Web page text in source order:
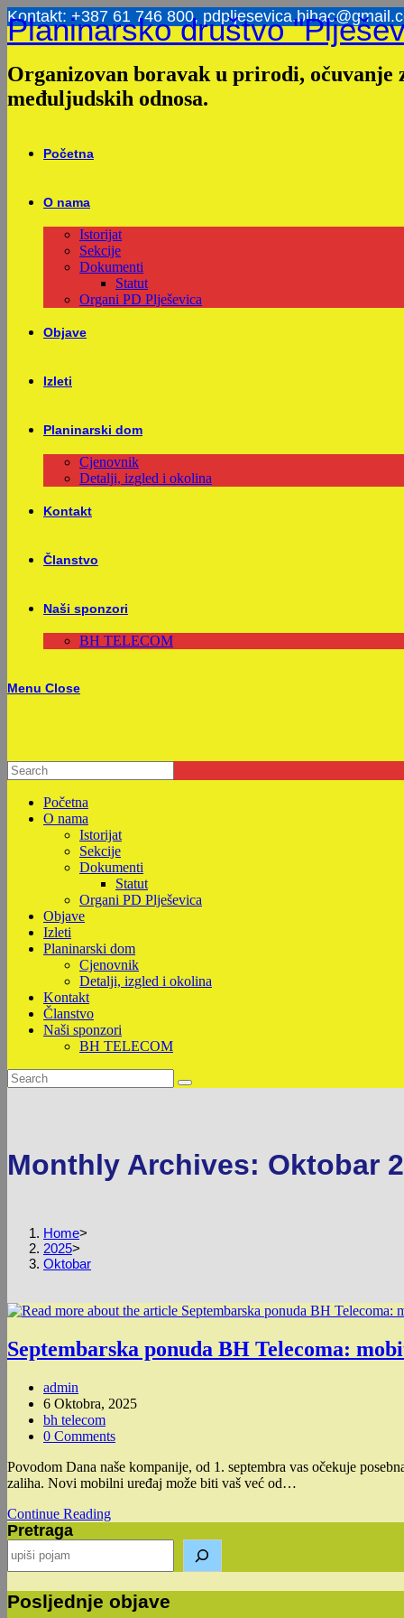
Skip
to
content
Kontakt: +387 61 746 800,
Planinarsko društvo
Organizovan boravak u prirodi,
međuljudskih odnosa.
Početna
O nama
Istorijat
Sekcije
Dokumenti
Statut
Organi PD Plješevica
Objave
Izleti
Planinarski dom
Cjenovnik
Detalji, izgled i okolina
Kontakt
Članstvo
Naši sponzori
BH TELECOM
Menu Close
Početna
O nama
Istorijat
Sekcije
Dokumenti
Statut
Organi PD Plješevica
Objave
Izleti
Planinarski dom
Cjenovnik
Detalji, izgled i okolina
Kontakt
Članstvo
Naši sponzori
BH TELECOM
Monthly Archives: Oktobar
Home>
2025>
Oktobar
Septembarska ponuda BH Telecoma:
Post
author:
admin
Post
published:
6 Oktobra, 2025
Post
category:
bh telecom
Post
0 Comments
Povodom Dana naše kompanije, od 1. septembra vas očekuje
zaliha. Novi mobilni uređaj može biti vaš već od…
Continue ReadingSeptembarska
BH
već
od
Pretraga
Posljednje objave